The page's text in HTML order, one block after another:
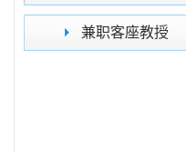
兼职客座教授